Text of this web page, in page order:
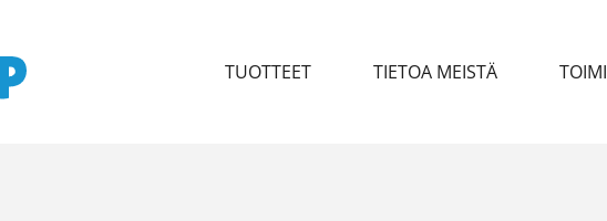
TUOTTEET TIETOA MEISTÄ